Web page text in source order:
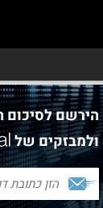
הירשם לסיכום
ולמבזקים של